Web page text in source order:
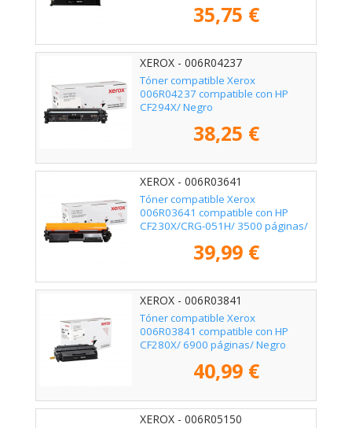
35,75 €
XEROX - 006R04237
Tóner compatible Xerox
006R04237 compatible con HP
CF294X/ Negro
38,25 €
XEROX - 006R03641
Tóner compatible Xerox
006R03641 compatible con HP
CF230X/CRG-051H/ 3500 páginas/
39,99 €
XEROX - 006R03841
Tóner compatible Xerox
006R03841 compatible con HP
CF280X/ 6900 páginas/ Negro
40,99 €
XEROX - 006R05150